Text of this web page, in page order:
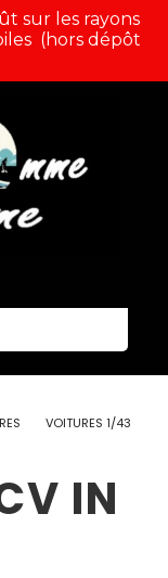
sur les rayons
(hors dépôt
VOITURES 1/43
IN